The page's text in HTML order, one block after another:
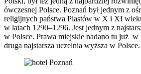
ówczesnej Polsce. Poznań był jednym z
religijnych państwa Piastów w X i XI
w latach 1290–1296. Jest jednym z
w Polsce. Prawa miejskie nadano tu już w
druga najstarsza uczelnia wyższa w Polsce.